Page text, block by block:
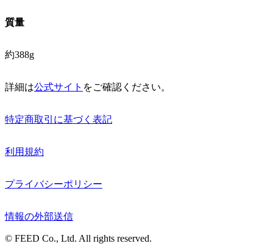
質量
約388g
詳細は公式サイト をご確認ください。
特定商取引に基づく表記
利用規約
プライバシーポリシー
情報の外部送信
© FEED Co., Ltd. All rights reserved.